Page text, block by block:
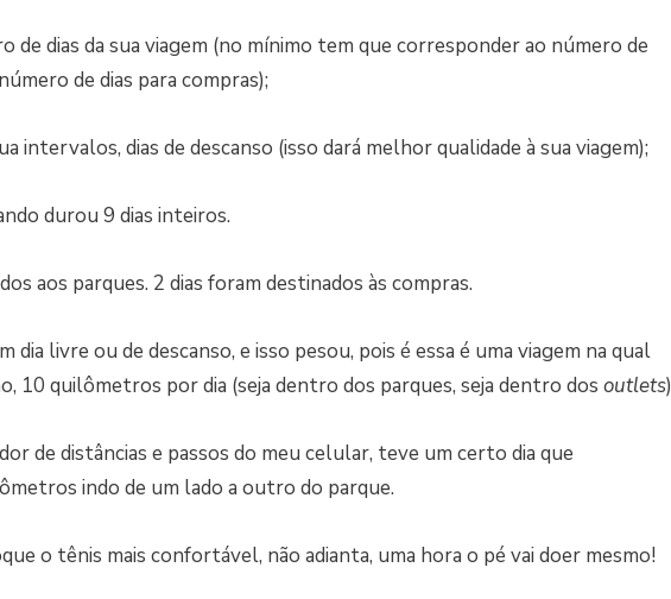
de dias da sua viagem (no mínimo tem que corresponder ao número de
de dias para compras);
intervalos, dias de descanso (isso dará melhor qualidade à sua viagem);
durou 9 dias inteiros.
aos parques. 2 dias foram destinados às compras.
dia livre ou de descanso, e isso pesou, pois é essa é uma viagem na qual
10 quilômetros por dia (seja dentro dos parques, seja dentro dos outlets)
de distâncias e passos do meu celular, teve um certo dia que
indo de um lado a outro do parque.
o tênis mais confortável, não adianta, uma hora o pé vai doer mesmo!